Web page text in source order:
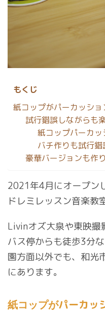
もくじ
紙コップがパーカッシ
試行錯誤しながらも
紙コップパーカッ
バチ作りも試行錯
豪華バージョンも作
2021年4月にオープン
ドレミレッスン音楽教
Livinオズ大泉や東映撮
バス停からも徒歩3分
園方面以外でも、和光
にあります。
紙コップがパーカッ